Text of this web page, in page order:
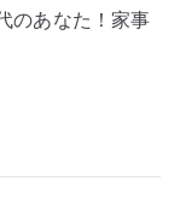
のあなた！家事